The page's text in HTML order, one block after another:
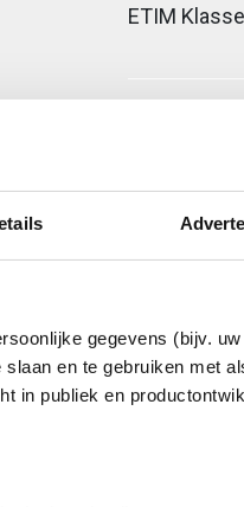
gegevens (bijv.
en te gebruiken met
in publiek en
ETIM Klasse